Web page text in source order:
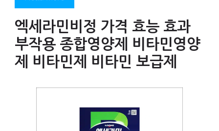
엑세라민비정 가격 효능 효과
부작용 종합영양제 비타민영양
제 비타민제 비타민 보급제